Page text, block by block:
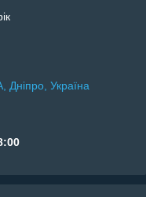
Дніпро, Україна